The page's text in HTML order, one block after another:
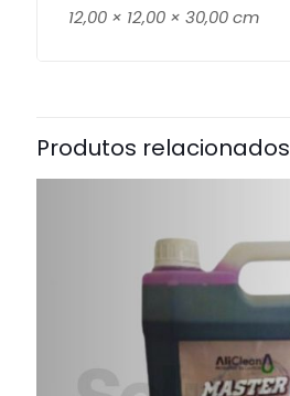
12,00 × 12,00 × 30,00 cm
Produtos relacionados